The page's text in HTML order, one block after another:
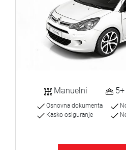
Manuelni 5+
Osnovna dokumenta
Kasko osiguranje